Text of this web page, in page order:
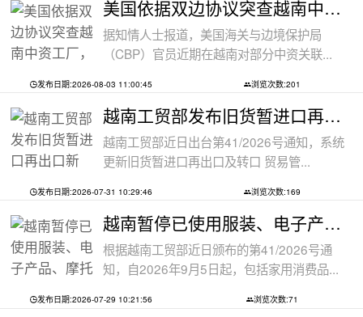
美国依据双边协议突查越南中资工厂，三
据知情人士报道，美国海关与边境保护局
（CBP）官员近期在越南对部分中资关联...
发布日期:2026-08-03 11:00:45 浏览次数:201
越南工贸部发布旧货暂进口再出口新规：
越南工贸部近日出台第41/2026号通知，系统
更新旧货暂进口再出口及转口 贸易管...
发布日期:2026-07-31 10:29:46 浏览次数:169
越南暂停已使用服装、电子产品、摩托车
根据越南工贸部近日颁布的第41/2026号通
知，自2026年9月5日起，包括家用消费品...
发布日期:2026-07-29 10:21:56 浏览次数:71